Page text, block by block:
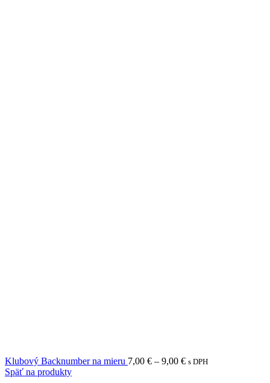
Klubový Backnumber na mieru 7,00 € – 9,00 €Price
s DPH
Späť na produkty